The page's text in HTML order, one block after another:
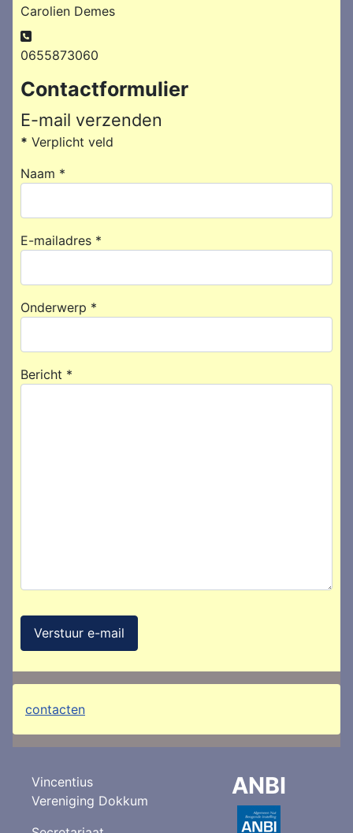
Carolien Demes
Telefoon:
0655873060
Contactformulier
E-mail verzenden
* Verplicht veld
Naam *
E-mailadres *
Onderwerp *
Bericht *
Verstuur e-mail
contacten
Vincentius
Vereniging Dokkum
ANBI